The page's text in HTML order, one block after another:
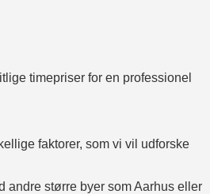
timepriser for en professionel
faktorer, som vi vil udforske
andre større byer som Aarhus eller